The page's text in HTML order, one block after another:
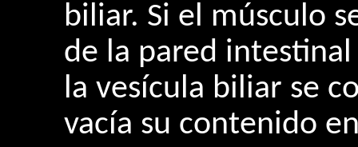
biliar. Si el músculo
de la pared
la vesícula biliar se
vacía su contenido